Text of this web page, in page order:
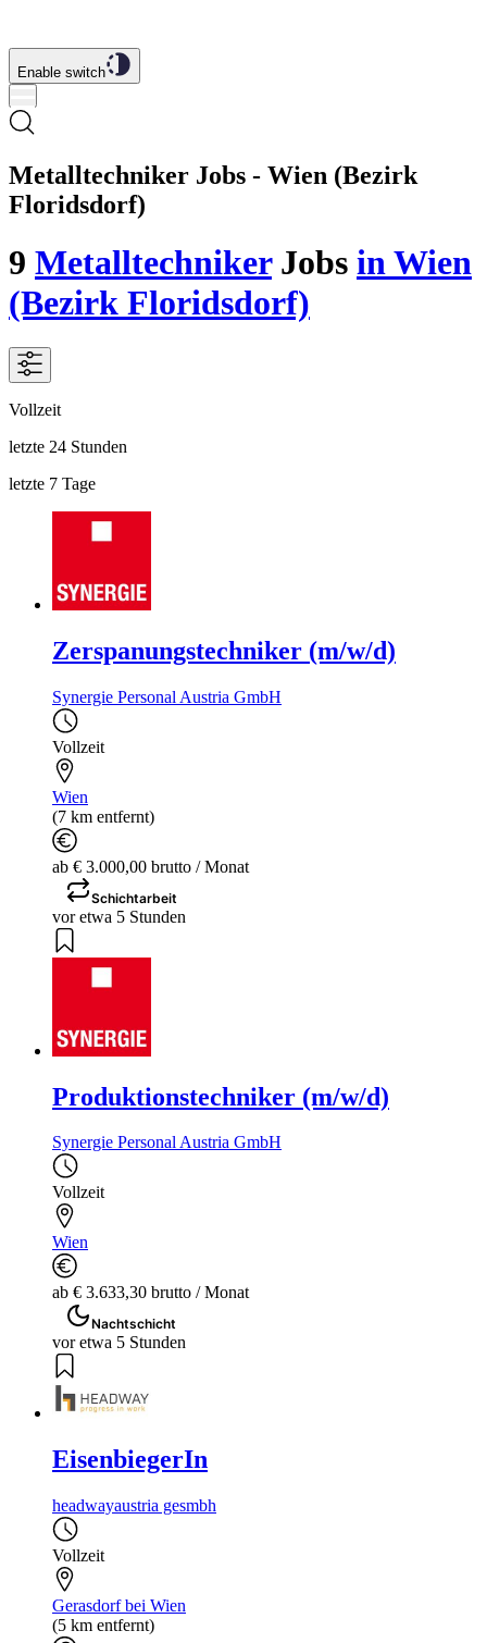
Enable switch
Metalltechniker Jobs - Wien (Bezirk
Floridsdorf)
9 MetalltechnikerJobs in Wien
(Bezirk Floridsdorf)
Vollzeit
letzte 24 Stunden
letzte 7 Tage
Zerspanungstechniker (m/w/d)
Synergie Personal Austria GmbH
Vollzeit
Wien
(7 km entfernt)
ab € 3.000,00 brutto / Monat
Schichtarbeit
vor etwa 5 Stunden
Produktionstechniker (m/w/d)
Synergie Personal Austria GmbH
Vollzeit
Wien
ab € 3.633,30 brutto / Monat
Nachtschicht
vor etwa 5 Stunden
EisenbiegerIn
headwayaustria gesmbh
Vollzeit
Gerasdorf bei Wien
(5 km entfernt)